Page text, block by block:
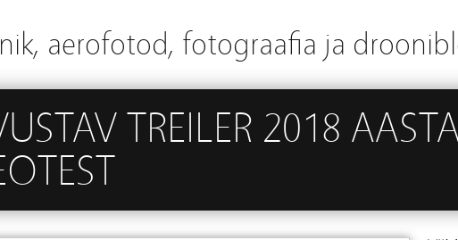
aerofotod, fotograafia ja
TREILER 2018